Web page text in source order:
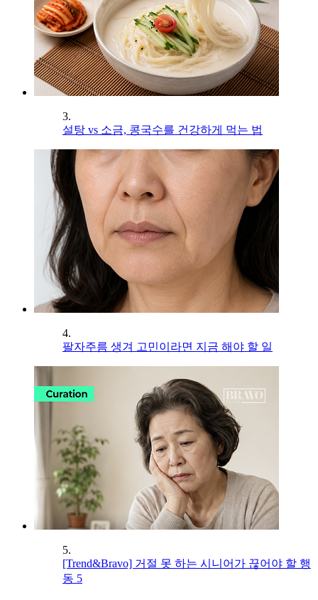
3.
설탕 vs 소금, 콩국수를 건강하게 먹는 법
4.
팔자주름 생겨 고민이라면 지금 해야 할 일
5.
[Trend&Bravo] 거절 못 하는 시니어가 끊어야 할 행
동 5